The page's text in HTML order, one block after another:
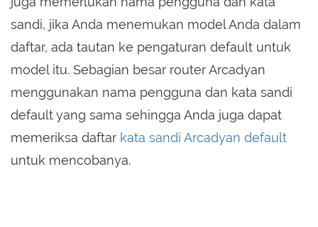
sandi, jika Anda menemukan model Anda dalam
daftar, ada tautan ke pengaturan default untuk
model itu. Sebagian besar router Arcadyan
menggunakan nama pengguna dan kata sandi
default yang sama sehingga Anda juga dapat
memeriksa daftar kata sandi Arcadyan default
untuk mencobanya.